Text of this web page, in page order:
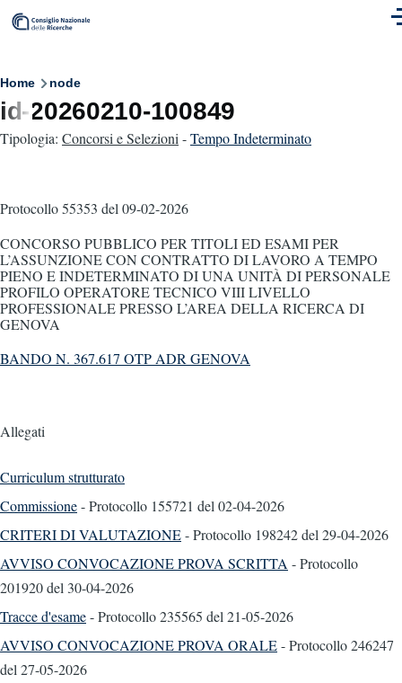
Skip to main content
Breadcrumb
Home node
id-20260210-100849
Tipologia: Concorsi e Selezioni -Tempo Indeterminato
Protocollo 55353 del 09-02-2026
CONCORSO PUBBLICO PER TITOLI ED ESAMI PER
L’ASSUNZIONE CON CONTRATTO DI LAVORO A TEMPO
PIENO E INDETERMINATO DI UNA UNITÀ DI PERSONALE
PROFILO OPERATORE TECNICO VIII LIVELLO
PROFESSIONALE PRESSO L’AREA DELLA RICERCA DI
GENOVA
BANDO N. 367.617 OTP ADR GENOVA
Allegati
Curriculum strutturato
Commissione- Protocollo 155721 del 02-04-2026
CRITERI DI VALUTAZIONE- Protocollo 198242del 29-04-2026
AVVISO CONVOCAZIONE PROVA SCRITTA - Protocollo
201920del 30-04-2026
Tracce d'esame- Protocollo 235565 del 21-05-2026
AVVISO CONVOCAZIONE PROVA ORALE- Protocollo 246247
del 27-05-2026